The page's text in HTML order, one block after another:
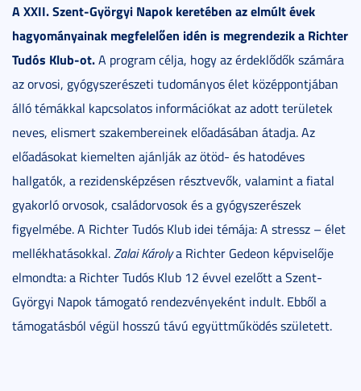
A XXII. Szent-Györgyi Napok keretében az elmúlt évek
hagyományainak megfelelően idén is megrendezik a Richter
Tudós Klub-ot.A program célja, hogy az érdeklődők számára
az orvosi, gyógyszerészeti tudományos élet középpontjában
álló témákkal kapcsolatos információkat az adott területek
neves, elismert szakembereinek előadásában átadja. Az
előadásokat kiemelten ajánlják az ötöd- és hatodéves
hallgatók, a rezidensképzésen résztvevők, valamint a fiatal
gyakorló orvosok, családorvosok és a gyógyszerészek
figyelmébe. A Richter Tudós Klub idei témája: A stressz – élet
mellékhatásokkal.Zalai Károlya Richter Gedeon képviselője
elmondta: a Richter Tudós Klub 12 évvel ezelőtt a Szent-
Györgyi Napok támogató rendezvényeként indult. Ebből a
támogatásból végül hosszú távú együttműködés született.